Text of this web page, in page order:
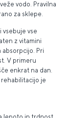
vodo. Pravilna
za sklepe.
vsebuje vse
z vitamini
Pri
V primeru
enkrat na dan.
je